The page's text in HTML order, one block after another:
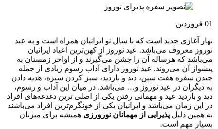
01 فروردین
بهار آغازی جدید است که با سال نو ایرانیان همراه است و به عید
نوروز معروف می‌باشد. عید نوروز از کهن‌ترین اعیاد ایرانیان
می‌باشد که هرساله آن را جشن می‌گیرند و از اواخر زمستان به
پیشواز آن می‌روند. عید نوروز دارای آداب رسوم زیادی از جمله
چيدن سفره هفت سين، ديد و بازديد، سبز کردن سبزه، هدیه دادن
به دیگران در عید نوروز و… می‌باشد. در میان این آداب و رسوم،
دید و بازدید عید و مهمانی رفتن یکی از اصلی ترین دغدغه‌های افراد
در این زمان می‌باشد و ایرانیان یکی از خونگرم‌ترین افراد می‌باشند
به همین دلیل پذیرایی از مهمانان نورورزی همیشه برای میزبان
بسیار مهم است.